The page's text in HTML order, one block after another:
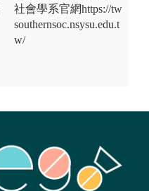
社會學系官網https://tw
southernsoc.nsysu.edu.t
w/